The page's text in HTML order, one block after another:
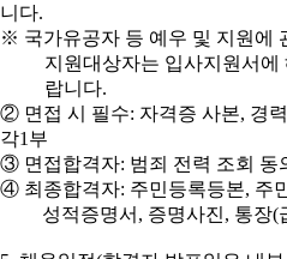
니다.
※ 국가유공자 등 예우 및 지원에
지원대상자는 입사지원서
랍니다.
② 면접 시 필수: 자격증 사본, 경
각1 부
③ 면접합격자: 범죄 전력 조회 동
④ 최종합격자: 주민등록등본, 주
성적증명서 , 증명사진, 통장(